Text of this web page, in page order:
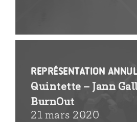
REPRÉSENTATION
Quintette – Jann
BurnOut
21 mars 2020